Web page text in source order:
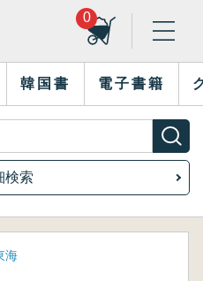
0
韓国書 電子書籍
検索
海